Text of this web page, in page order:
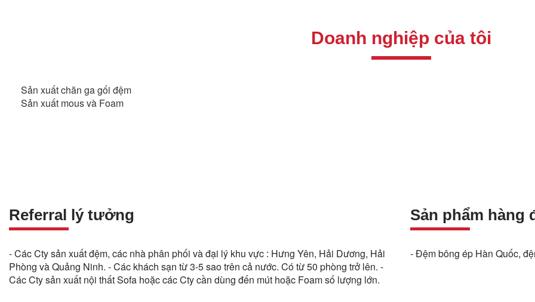
Doanh nghiệp của tôi
Sản xuất chăn ga gối đệm
Sản xuất mous và Foam
Referral lý tưởng
- Các Cty sản xuất đệm, các nhà phân phối và đại lý khu vực : Hưng Yên, Hải Dương, Hải
Phòng và Quảng Ninh. - Các khách sạn từ 3-5 sao trên cả nước. Có từ 50 phòng trở lên. -
Các Cty sản xuất nội thất Sofa hoặc các Cty cần dùng đến mút hoặc Foam số lượng lớn.
Sản phẩm hàng
- Đệm bông ép Hàn Quốc,